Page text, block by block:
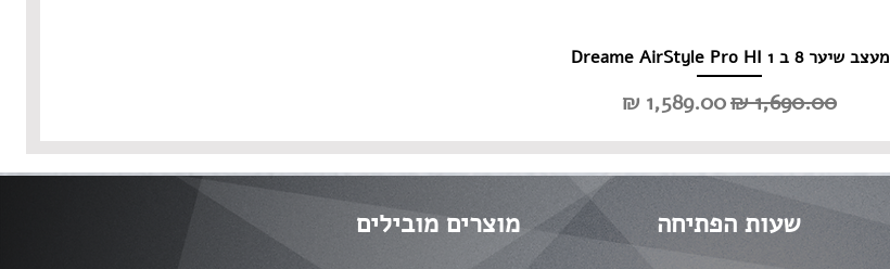
מעצב שיער 8 ב 1 Dreame AirStyle Pro HI
מחיר רגיל מחיר מבצע
מוצרים מובילים
שעות הפתיחה